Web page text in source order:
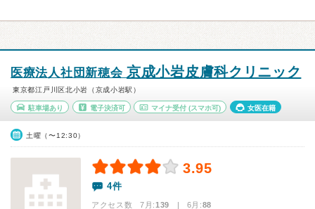
医療法人社団新穂会 京成小岩皮膚科クリニック
東京都江戸川区北小岩（京成小岩駅）
駐車場あり 電子決済可 マイナ受付 (スマホ可) 女医在籍
土曜（〜12:30）
3.95
4件
アクセス数 7月:139 | 6月:88